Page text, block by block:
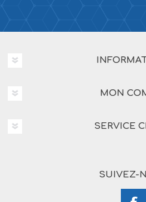
MON
SERVICE
SUIVEZ-